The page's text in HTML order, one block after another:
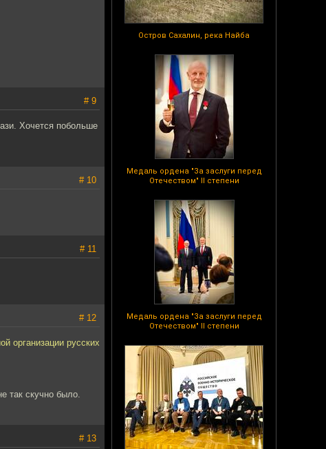
Остров Сахалин, река Найба
Медаль ордена "За заслуги перед
Отечеством" II степени
Медаль ордена "За заслуги перед
Отечеством" II степени
# 9
Хочется побольше
# 10
# 11
# 12
организации русских
так скучно было.
# 13